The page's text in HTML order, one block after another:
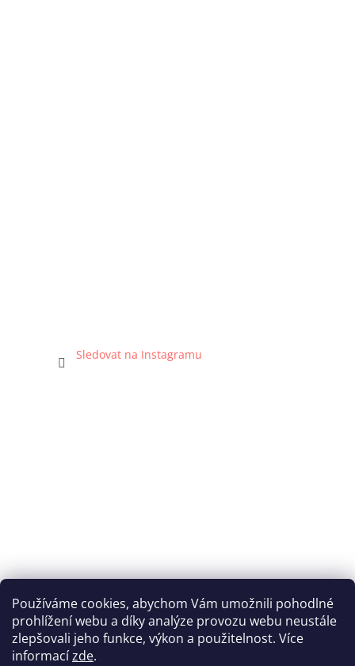
Používáme cookies, abychom Vám umožnili pohodlné
prohlížení webu a díky analýze provozu webu neustále
zlepšovali jeho funkce, výkon a použitelnost. Více
informacízde.
Sledovat na Instagramu
Katka Hromasová Foto